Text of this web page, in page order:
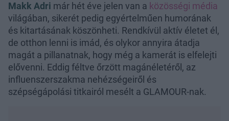
Makk Adri már hét éve jelen van a közösségi média
világában, sikerét pedig egyértelműen humorának
és kitartásának köszönheti. Rendkívül aktív életet él,
de otthon lenni is imád, és olykor annyira átadja
magát a pillanatnak, hogy még a kamerát is elfelejti
elővenni. Eddig féltve őrzött magánéletéről, az
influenszerszakma nehézségeiről és
szépségápolási titkairól mesélt a GLAMOUR-nak.